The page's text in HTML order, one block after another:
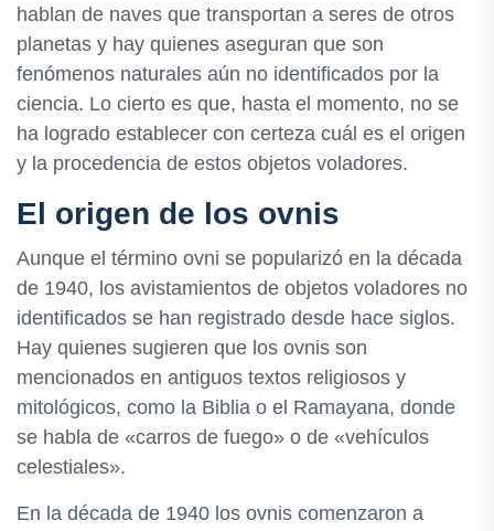
hablan de naves que transportan a seres de otros
planetas y hay quienes aseguran que son
fenómenos naturales aún no identificados por la
ciencia. Lo cierto es que, hasta el momento, no se
ha logrado establecer con certeza cuál es el origen
y la procedencia de estos objetos voladores.
El origen de los ovnis
Aunque el término ovni se popularizó en la década
de 1940, los avistamientos de objetos voladores no
identificados se han registrado desde hace siglos.
Hay quienes sugieren que los ovnis son
mencionados en antiguos textos religiosos y
mitológicos, como la Biblia o el Ramayana, donde
se habla de «carros de fuego» o de «vehículos
celestiales».
En la década de 1940 los ovnis comenzaron a